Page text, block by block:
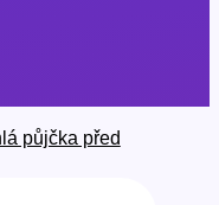
půjčka před